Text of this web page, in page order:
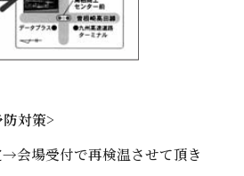
対策>
→会場受付で再検温させて頂き